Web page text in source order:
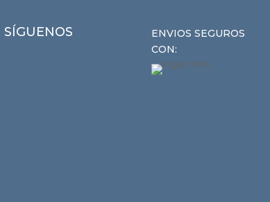
SÍGUENOS
ENVIOS SEGUROS
CON: